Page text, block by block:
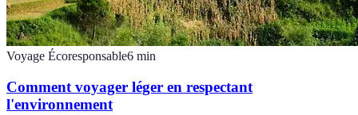
Voyage Écoresponsable6 min
Comment voyager léger en respectant
l'environnement